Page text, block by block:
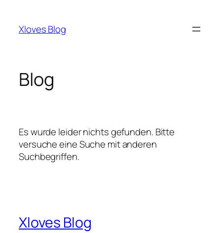
springen
Xloves Blog
Blog
Es wurde leider nichts gefunden. Bitte
versuche eine Suche mit anderen
Suchbegriffen.
Xloves Blog